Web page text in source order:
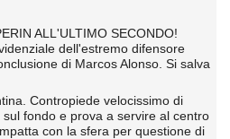
ALL'ULTIMO SECONDO!
dell'estremo difensore
di Marcos Alonso. Si salva
Contropiede velocissimo di
fondo e prova a servire al centro
con la sfera per questione di